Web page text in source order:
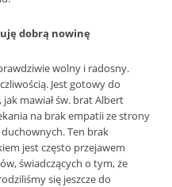
dobrą nowinę
wolny i radosny.
Jest gotowy do
mawiał św. brat Albert
na brak empatii ze strony
Ten brak
jest często przejawem
świadczących o tym, że
się jeszcze do